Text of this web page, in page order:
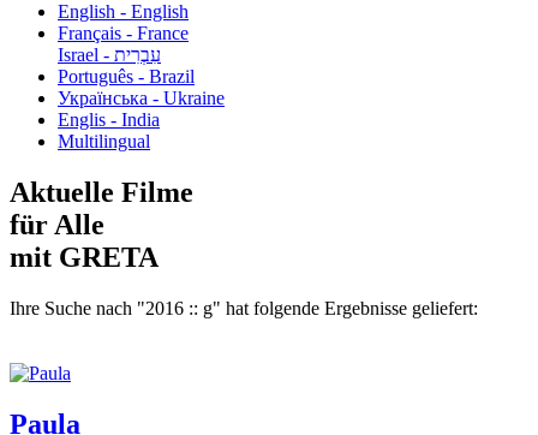
English - English
Français - France
עִבְרִית - Israel
Português - Brazil
Українська - Ukraine
Englis - India
Multilingual
Aktuelle Filme
für Alle
mit GRETA
Ihre Suche nach "2016 :: g" hat folgende Ergebnisse geliefert:
Paula